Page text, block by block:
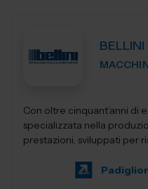
BELLINI
Con oltre cinquant’anni di
specializzata nella
prestazioni, sviluppati per